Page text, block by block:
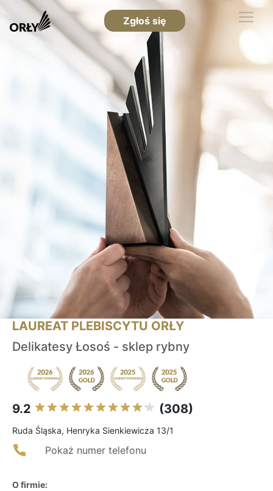
Zgłoś się
LAUREAT PLEBISCYTU ORŁY
Delikatesy Łosoś - sklep rybny
9.2 (308)
Ruda Śląska, Henryka Sienkiewicza 13/1
Pokaż numer telefonu
O firmie: